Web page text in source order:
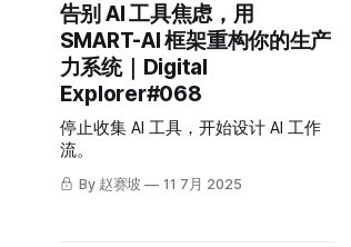
告别 AI 工具焦虑，用
SMART-AI 框架重构你的生产
力系统｜Digital
Explorer#068
停止收集 AI 工具，开始设计 AI 工作
流。
By 赵赛坡 11 7月 2025